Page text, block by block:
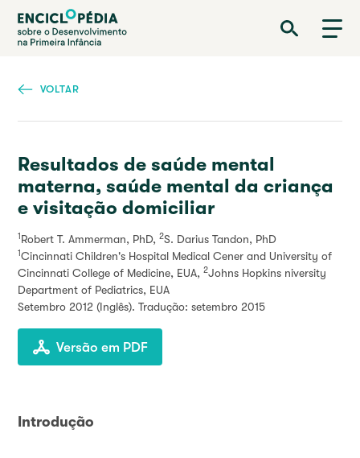
Passar
para
principal
Enciclopédia sobre o Desenvolvimento na Primeira Infância
VOLTAR
Resultados de saúde mental
materna, saúde mental da criança
e visitação domiciliar
1 Robert T. Ammerman, PhD, 2S. Darius Tandon, PhD
1Cincinnati Children's Hospital Medical Cener and University of
Cincinnati College of Medicine, EUA, 2Johns Hopkins niversity
Department of Pediatrics, EUA
Setembro 2012 (Inglês). Tradução: setembro 2015
Versão em PDF
Introdução